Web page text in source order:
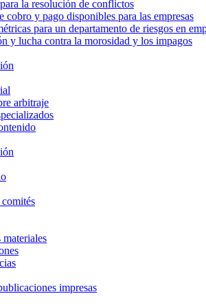
la resolución de conflictos
cobro y pago disponibles para las empresas
para un departamento de riesgos en
y lucha contra la morosidad y los impagos
arbitraje
materiales
impresas